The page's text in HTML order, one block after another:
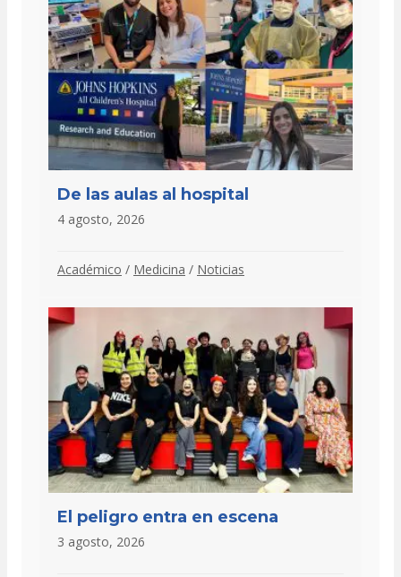
De las aulas al hospital
4 agosto, 2026
Académico / Medicina / Noticias
El peligro entra en escena
3 agosto, 2026